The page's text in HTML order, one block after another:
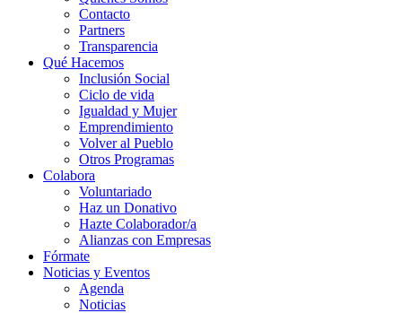
Contacto
Partners
Transparencia
Qué Hacemos
Inclusión Social
Ciclo de vida
Igualdad y Mujer
Emprendimiento
Volver al Pueblo
Otros Programas
Colabora
Voluntariado
Haz un Donativo
Hazte Colaborador/a
Alianzas con Empresas
Fórmate
Noticias y Eventos
Agenda
Noticias